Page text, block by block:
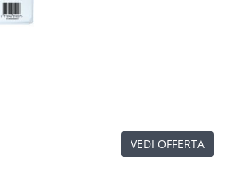
VEDI OFFERTA